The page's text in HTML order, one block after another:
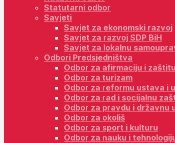
Statutarni odbor
Savjeti
Savjet za ekonomski razvoj
Savjet za razvoj SDP BiH
Savjet za lokalnu
Odbori Predsjedništva
Odbor za afirmaciju i
Odbor za turizam
Odbor za reformu ustava i
Odbor za rad i socijalnu
Odbor za pravdu i državnu
Odbor za okoliš
Odbor za sport i kulturu
Odbor za nauku i